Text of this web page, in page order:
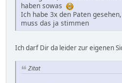
haben sowas
Ich habe 3x den Paten
muss das ja stimmen
Ich darf Dir da leider zur eigenen
Zitat